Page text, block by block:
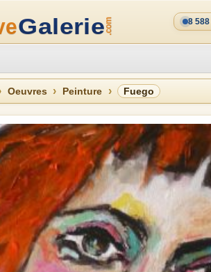
8 588
Oeuvres Peinture Fuego